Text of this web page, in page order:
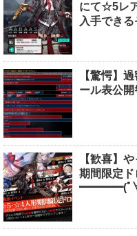
にて☆5レ
入手できる
【驚愕】
ール表
【歓喜】
期間限定ド
━━━━(ﾟ